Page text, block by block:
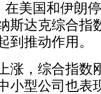
在美国和伊朗
斯达克综合指
到推动作用。
涨，综合指数
小型公司也表